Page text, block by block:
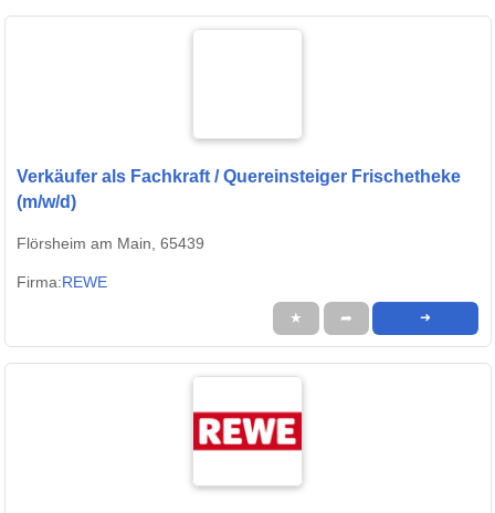
Verkäufer als Fachkraft / Quereinsteiger Frischetheke
(m/w/d)
Flörsheim am Main, 65439
Firma:REWE
★ ➦ ➜